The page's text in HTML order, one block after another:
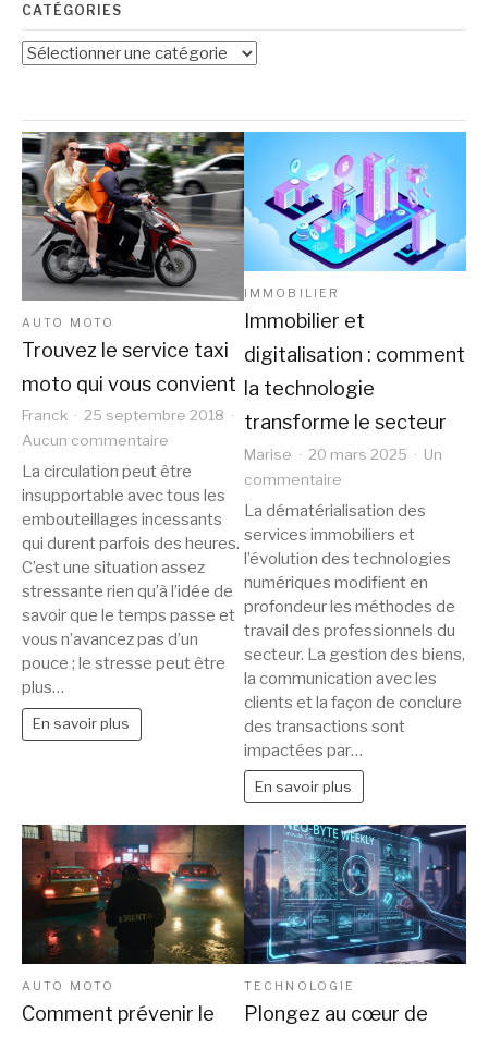
CATÉGORIES
Catégories
AUTO MOTO
Trouvez le service taxi
moto qui vous convient
Franck
25 septembre 2018
Aucun commentaire
Trouvez
le
service
taxi
moto
qui
vous
convient
La circulation peut être
insupportable avec tous les
embouteillages incessants
qui durent parfois des heures.
C’est une situation assez
stressante rien qu’à l’idée de
savoir que le temps passe et
vous n’avancez pas d’un
pouce ; le stresse peut être
plus…
En savoir plus
IMMOBILIER
Immobilier et
digitalisation : comment
la technologie
transforme le secteur
Marise 20 mars 2025
Un
commentaire
Immobilier
et
digitalisation
:
comment
la
technologie
transforme
le
secteur
La dématérialisation des
services immobiliers et
l’évolution des technologies
numériques modifient en
profondeur les méthodes de
travail des professionnels du
secteur. La gestion des biens,
la communication avec les
clients et la façon de conclure
des transactions sont
impactées par…
En savoir plus
AUTO MOTO
Comment prévenir le
TECHNOLOGIE
Plongez au cœur de